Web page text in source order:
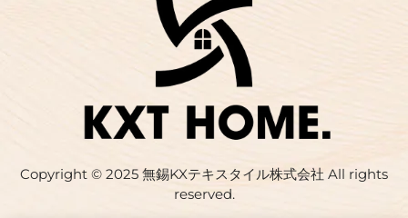
Copyright © 2025 無錫KXテキスタイル株式会社 All rights
reserved.